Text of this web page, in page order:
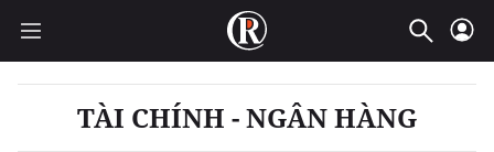
TÀI CHÍNH - NGÂN HÀNG